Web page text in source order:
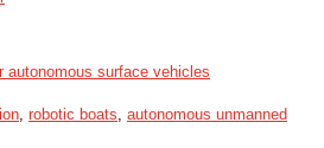
surface vehicles
, robotic boats, autonomous unmanned